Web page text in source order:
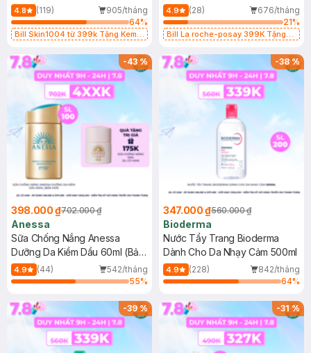
50ml
4.8 (119)
905/tháng
64%
Bill Skin1004 từ 399k Tặng Kem
SPF 50+ 20ml (SL Có Hạn)
Kiềm Dầu 50ml
4.9 (28)
676/tháng
21%
Bill La roche-posay 399K Tặng
(SL có hạn)
-43%
398.000 ₫702.000 ₫
Anessa
Sữa Chống Nắng Anessa
Dưỡng Da Kiềm Dầu 60ml (Bản
Mới)
4.9 (44)
542/tháng
55%
-38%
347.000 ₫560.000 ₫
Bioderma
Nước Tẩy Trang Bioderma
Dành Cho Da Nhạy Cảm 500ml
4.9 (228)
842/tháng
64%
-39% -31%